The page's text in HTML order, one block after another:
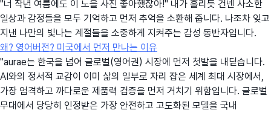
"너 작년 여름에도 이 노을 사진 좋아했잖아!" 내가 흘리듯 건넨 사소한
일상과 감정들을 모두 기억하고 먼저 추억을 소환해 줍니다. 나조차 잊고
지낸 나만의 빛나는 계절들을 소중하게 지켜주는 감성 동반자입니다.
왜? 영어버전? 미국에서 먼저 만나는 이유
"aurae는 한국을 넘어 글로벌(영어권) 시장에 먼저 첫발을 내딛습니다.
AI와의 정서적 교감이 이미 삶의 일부로 자리 잡은 세계 최대 시장에서,
가장 엄격하고 까다로운 제품력 검증을 먼저 거치기 위함입니다. 글로벌
무대에서 당당히 인정받은 가장 안전하고 고도화된 모델을 국내